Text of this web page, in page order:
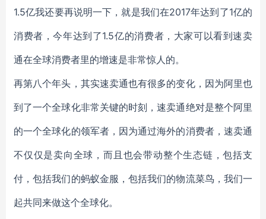
1.5亿我还要再说明一下，就是我们在2017年达到了1亿的
消费者，今年达到了1.5亿的消费者，大家可以看到速卖
通在全球消费者里的增速是非常惊人的。
再第八个年头，其实速卖通也有很多的变化，因为阿里也
到了一个全球化非常关键的时刻，速卖通绝对是整个阿里
的一个全球化的领军者，因为通过海外的消费者，速卖通
不仅仅是卖向全球，而且也会带动整个生态链，包括支
付，包括我们的蚂蚁金服，包括我们的物流菜鸟，我们一
起共同来做这个全球化。